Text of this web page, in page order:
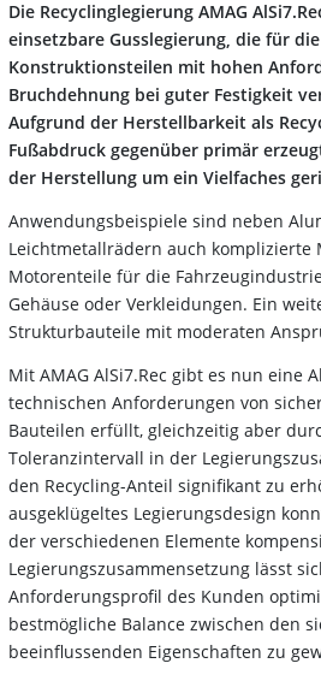
Die Recyclinglegierung AMAG
einsetzbare Gusslegierung, die für
Konstruktionsteilen mit hohen
Bruchdehnung bei guter Festigkeit
Aufgrund der Herstellbarkeit als
Fußabdruck gegenüber primär
der Herstellung um ein Vielfaches
Anwendungsbeispiele sind neben
Leichtmetallrädern auch komplizierte
Motorenteile für die
Gehäuse oder Verkleidungen. Ein
Strukturbauteile mit moderaten
Mit AMAG AlSi7.Rec gibt es nun eine
technischen Anforderungen von
Bauteilen erfüllt, gleichzeitig aber
Toleranzintervall in der
den Recycling-Anteil signifikant zu
ausgeklügeltes Legierungsdesign
der verschiedenen Elemente
Legierungszusammensetzung lässt
Anforderungsprofil des Kunden
bestmögliche Balance zwischen den
beeinflussenden Eigenschaften zu